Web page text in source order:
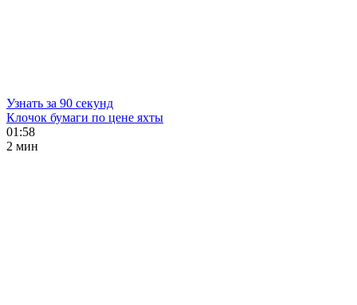
Узнать за 90 секунд
Клочок бумаги по цене яхты
01:58
2 мин